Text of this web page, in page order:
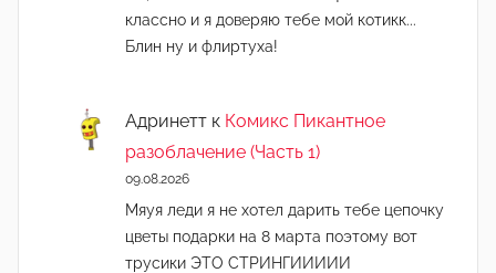
классно и я доверяю тебе мой котикк...
Блин ну и флиртуха!
Адринетт к Комикс Пикантное
разоблачение (Часть 1)
09.08.2026
Мяуя леди я не хотел дарить тебе цепочку
цветы подарки на 8 марта поэтому вот
трусики ЭТО СТРИНГИИИИИ